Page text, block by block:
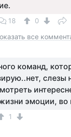
18
0
все
команд,
слезы
эмоции, во
1